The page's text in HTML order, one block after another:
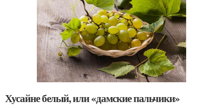
Хусайне белый, или «дамские пальчики»